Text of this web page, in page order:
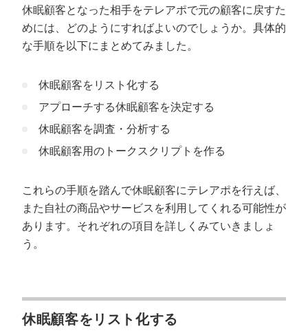
休眠顧客となった相手をテレアポで元の顧客に戻すた
めには、どのようにすればよいのでしょうか。具体的
な手順を以下にまとめてみました。
休眠顧客をリスト化する
アプローチする休眠顧客を決定する
休眠顧客を調査・分析する
休眠顧客用のトークスクリプトを作る
これらの手順を踏んで休眠顧客にテレアポを行えば、
また自社の商品やサービスを利用してくれる可能性が
あります。それぞれの項目を詳しくみていきましょ
う。
休眠顧客をリスト化する